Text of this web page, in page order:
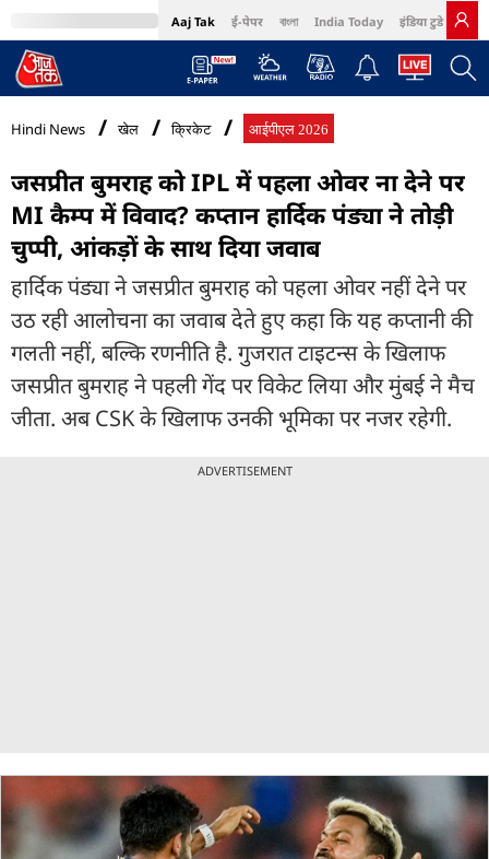
Aaj Tak ई-पेपर বাংলা India Today इंडिया टुडे हिंदी
MumbaiTak Cosmopolitan Harper's Bazaar Northeast
Hindi News खेल क्रिकेट आईपीएल 2026
जसप्रीत बुमराह को IPL में पहला ओवर ना देने पर
MI कैम्प में व‍िवाद? कप्तान हार्द‍िक पंड्या ने तोड़ी
चुप्पी, आंकड़ों के साथ द‍िया जवाब
हार्दिक पंड्या ने जसप्रीत बुमराह को पहला ओवर नहीं देने पर
उठ रही आलोचना का जवाब देते हुए कहा कि यह कप्तानी की
गलती नहीं, बल्कि रणनीति है. गुजरात टाइटन्स के खिलाफ
जसप्रीत बुमराह ने पहली गेंद पर विकेट लिया और मुंबई ने मैच
जीता. अब CSK के खिलाफ उनकी भूमिका पर नजर रहेगी.
ADVERTISEMENT